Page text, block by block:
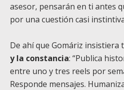
asesor, pensarán en ti antes
por una cuestión casi
De ahí que Gomáriz insistiera
y la constancia: “Publica
entre uno y tres reels por
Responde mensajes.